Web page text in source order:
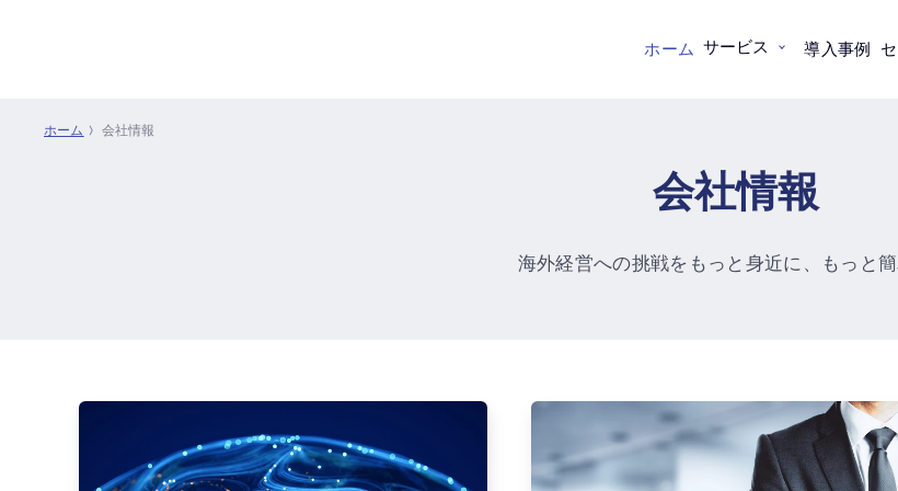
ホーム サービス 導入事例
ホーム 会社情報
会社情報
海外経営への挑戦をもっと身近に、 もっと簡